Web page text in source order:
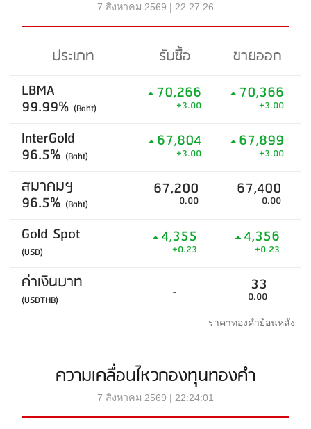
7 สิงหาคม 2569 | 22:27:26
ประเภท รับซื้อ
ขายออก
LBMA
99.99% (Baht)
70,266
+3.00
70,366
+3.00
InterGold
96.5% (Baht)
67,804
+3.00
67,899
+3.00
สมาคมฯ
96.5% (Baht)
67,200
0.00
67,400
0.00
Gold Spot
(USD)
4,355
+0.23
4,356
+0.23
ค่าเงินบาท
(USDTHB) - 33
0.00
ราคาทองคำย้อนหลัง
ความเคลื่อนไหวกองทุนทองคำ
7 สิงหาคม 2569 | 22:24:01